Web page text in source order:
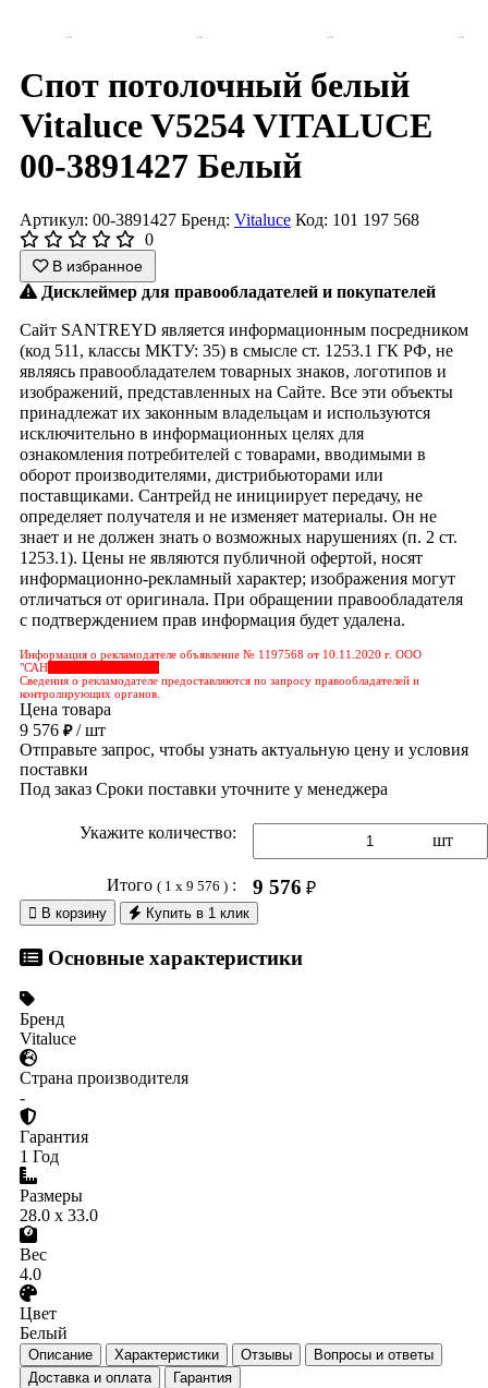
Спот потолочный белый
Vitaluce V5254 VITALUCE
00-3891427 Белый
Артикул: 00-3891427 Бренд: Vitaluce Код: 101 197 568
0
В избранное
Дисклеймер для правообладателей и покупателей
Сайт SANTREYD является информационным посредником
(код 511, классы МКТУ: 35) в смысле ст. 1253.1 ГК РФ, не
являясь правообладателем товарных знаков, логотипов и
изображений, представленных на Сайте. Все эти объекты
принадлежат их законным владельцам и используются
исключительно в информационных целях для
ознакомления потребителей с товарами, вводимыми в
оборот производителями, дистрибьюторами или
поставщиками. Сантрейд не инициирует передачу, не
определяет получателя и не изменяет материалы. Он не
знает и не должен знать о возможных нарушениях (п. 2 ст.
1253.1). Цены не являются публичной офертой, носят
информационно-рекламный характер; изображения могут
отличаться от оригинала. При обращении правообладателя
с подтверждением прав информация будет удалена.
Информация о рекламодателе объявление № 1197568 от 10.11.2020 г. ООО
"САН
Сведения о рекламодателе предоставляются по запросу правообладателей и
контролирующих органов.
Цена товара
9 576 ₽/ шт
Отправьте запрос, чтобы узнать актуальную цену и условия
поставки
Под заказ Сроки поставки уточните у менеджера
Укажите количество: шт
Итого ( 1 x 9 576 ): 9 576 ₽
 В корзину Купить в 1 клик
Основные характеристики
Бренд
Vitaluce
Страна производителя
-
Гарантия
1 Год
Размеры
28.0 x 33.0
Вес
4.0
Цвет
Белый
Описание Характеристики Отзывы
Вопросы и ответы
Доставка и оплата
Гарантия